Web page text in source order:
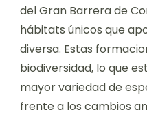
del Gran Barrera de
hábitats únicos que
diversa. Estas
biodiversidad, lo que
mayor variedad de
frente a los cambios